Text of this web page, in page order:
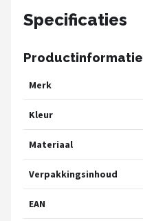
Specificaties
Productinformatie
Merk
Kleur
Materiaal
Verpakkingsinhoud
EAN